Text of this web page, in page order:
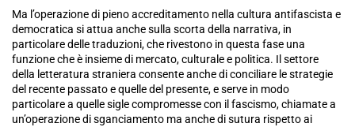
Ma l’operazione di pieno accreditamento nella cultura antifascista e
democratica si attua anche sulla scorta della narrativa, in
particolare delle traduzioni, che rivestono in questa fase una
funzione che è insieme di mercato, culturale e politica. Il settore
della letteratura straniera consente anche di conciliare le strategie
del recente passato e quelle del presente, e serve in modo
particolare a quelle sigle compromesse con il fascismo, chiamate a
un’operazione di sganciamento ma anche di sutura rispetto ai